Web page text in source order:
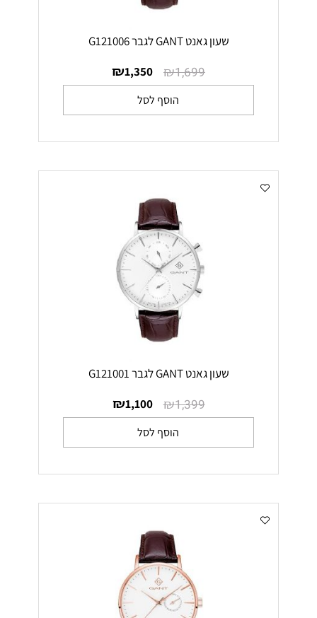
שעון גאנט GANT לגבר G121006
₪1,699
₪1,350
הוסף לסל
שעון גאנט GANT לגבר G121001
₪1,399
₪1,100
הוסף לסל